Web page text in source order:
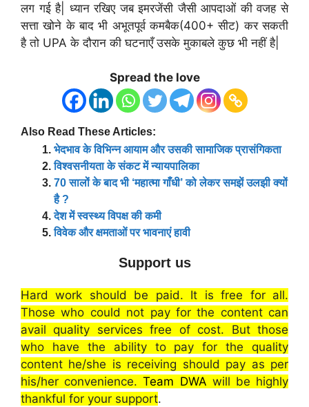
लग गई है| ध्यान रखिए जब इमरजेंसी जैसी आपदाओं की वजह से
सत्ता खोने के बाद भी अभूतपूर्व कमबैक(400+ सीट) कर सकती
है तो UPA के दौरान की घटनाएँ उसके मुकाबले कुछ भी नहीं है|
Spread the love
Also Read These Articles:
भेदभाव के विभिन्न आयाम और उसकी सामाजिक प्रासंगिकता
विश्वसनीयता के संकट में न्यायपालिका
70 सालों के बाद भी ‘महात्मा गाँधी’ को लेकर समझें उलझी क्यों
है ?
देश में स्वस्थ्य विपक्ष की कमी
विवेक और क्षमताओं पर भावनाएं हावी
Support us
Hard work should be paid. It is free for all.
Those who could not pay for the content can
avail quality services free of cost. But those
who have the ability to pay for the quality
content he/she is receiving should pay as per
his/her convenience.Team DWA will be highly
thankful for your support.